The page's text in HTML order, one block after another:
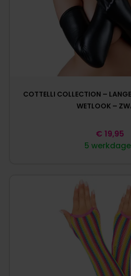
COTTELLI COLLECTION –
WETLOOK –
5
€ 19,95